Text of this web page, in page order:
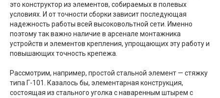
это конструктор из элементов, собираемых в полевых
условиях. И от точности сборки зависит последующая
надежность работы всей высоковольтной сети. Именно
поэтому так важно наличие в арсенале монтажника
устройств и элементов крепления, упрощающих эту работу и
повышающих точность крепежа.
Рассмотрим, например, простой стальной элемент — стяжку
типа Г-101. Казалось бы, элементарная конструкция,
состоящая из стального уголка с наваренным штырем с